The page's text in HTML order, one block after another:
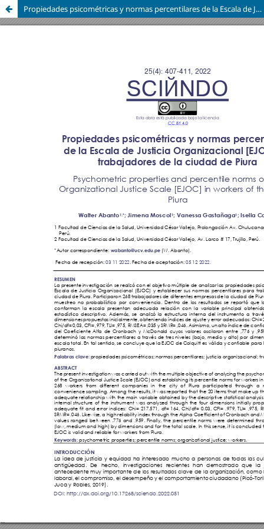
Propiedades psicométricas y normas percentilares de la Escala de Justicia Organizacional [EJOC] en trabajadores de la ciudad de Piura